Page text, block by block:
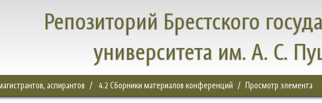
Репозиторий Брестского
университета им. А. С.
аспирантов 4.2 Сборники материалов конференций Просмотр элемента